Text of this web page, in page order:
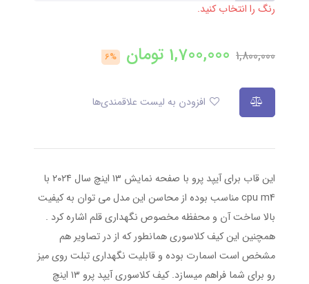
رنگ را انتخاب کنید.
1,800,000
1,700,000 تومان 6%
این قاب برای آیپد پرو با صفحه نمایش ۱۳ اینچ سال ۲۰۲۴ با
cpu m4 مناسب بوده از محاسن این مدل می توان به کیفیت
بالا ساخت آن و محفظه مخصوص نگهداری قلم اشاره کرد .
همچنین این کیف کلاسوری همانطور که از در تصاویر هم
مشخص است اسمارت بوده و قابلیت نگهداری تبلت روی میز
رو برای شما فراهم میسازد. کیف کلاسوری آیپد پرو ۱۳ اینچ